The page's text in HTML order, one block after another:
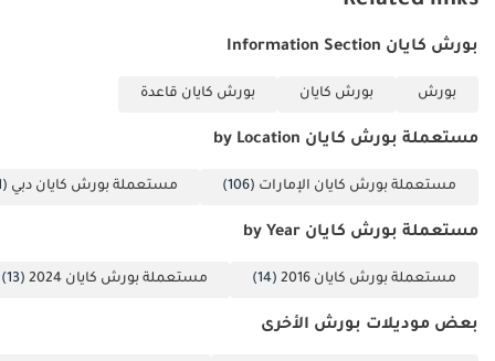
المطلوبة. ويُقدَّم تقرير
السيارة لكل مشترٍ. ✅
الإمارات العربية
الخدمة. نُقدِّم التقرير
كتابيًا لأننا قمنا
يكن مُعتمدًا، فهو غير
بورش كايان Information Section
بورش بورش كايان بورش كايان قاعدة
مستعملة بورش كايان by Location
مستعملة بورش كايان الإمارات (106) مستعملة بورش كايان دبي (101)
مستعملة بورش كايان by Year
مستعملة بورش كايان 2016 (14) مستعملة بورش كايان 2024 (13)
بعض موديلات بورش الأخرى